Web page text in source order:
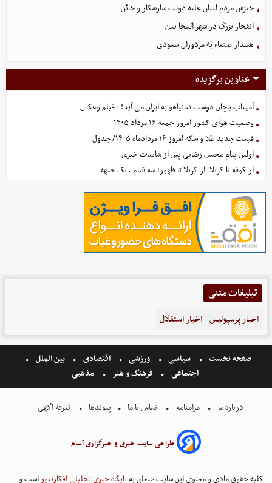
خیزش مردم لبنان علیه دولت سازشکار و خائن
انفجار بزرگ در شهر المخا یمن
هشدار صنعاء به مزدوران سعودی
عناوین برگزیده
آمیتاب باچان دوست نتانیاهو به ایران می آید! +فیلم وعکس
وضعیت هوای کشور امروز جمعه ۱۶ مرداد ۱۴۰۵
قیمت جدید طلا و سکه امروز ۱۶ مردادماه ۱۴۰۵/ جدول
اولین پیام محسن رضایی پس از شایعات خبری
از کوفه تا کربلا، از کربلا تا ظهور؛ سه قیام ، یک جبهه
تبلیغات متنی
اخبار پرسپولیس اخبار استقلال
صفحه نخست سیاسی ورزشی اقتصادی
بین الملل
اجتماعی
فرهنگ و هنر مذهبی
درباره ما مرامنامه تماس با ما پیوندها تعرفه اگهی
طراحی سایت خبری و خبرگزاری آسام
کلیه حقوق مادی و معنوی این سایت متعلق بهپایگاه خبری تحلیلی افکارنیوزاست و